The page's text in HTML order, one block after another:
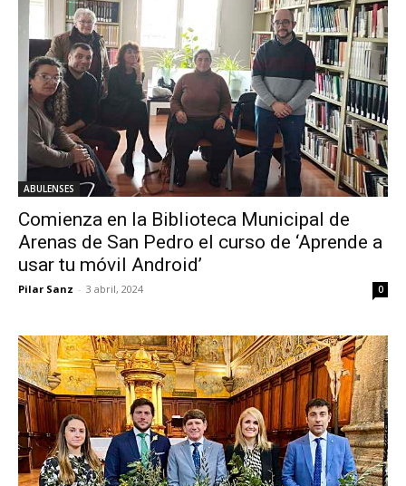
ABULENSES
Comienza en la Biblioteca Municipal de
Arenas de San Pedro el curso de ‘Aprende a
usar tu móvil Android’
Pilar Sanz - 3 abril, 2024 0